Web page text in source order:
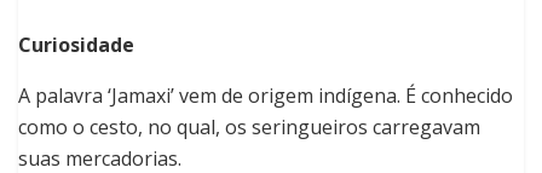
Curiosidade
A palavra ‘Jamaxi’ vem de origem indígena. É conhecido
como o cesto, no qual, os seringueiros carregavam
suas mercadorias.